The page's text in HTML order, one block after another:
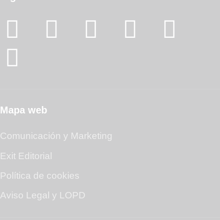
Mapa web
Comunicación y Marketing
Exit Editorial
Política de cookies
Aviso Legal y LOPD